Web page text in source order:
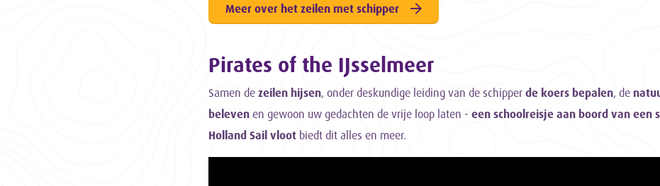
Meer over het zeilen met schipper
Pirates of the IJsselmeer
Samen dezeilen hijsen, onder deskundige leiding van de schipperde koers bepalen, de
belevenen gewoon uw gedachten de vrije loop laten - een schoolreisje aan boord van een
Holland Sail vlootbiedt dit alles en meer.